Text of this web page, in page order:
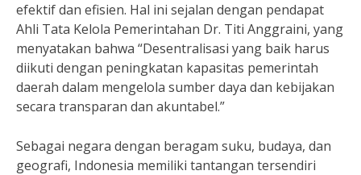
efektif dan efisien. Hal ini sejalan dengan pendapat
Ahli Tata Kelola Pemerintahan Dr. Titi Anggraini, yang
menyatakan bahwa “Desentralisasi yang baik harus
diikuti dengan peningkatan kapasitas pemerintah
daerah dalam mengelola sumber daya dan kebijakan
secara transparan dan akuntabel.”
Sebagai negara dengan beragam suku, budaya, dan
geografi, Indonesia memiliki tantangan tersendiri